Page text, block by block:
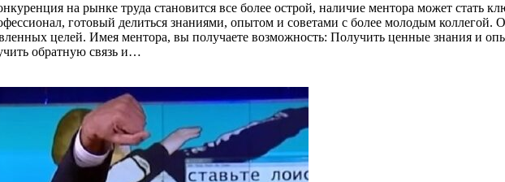
на рынке труда становится все более острой, наличие ментора может стать
готовый делиться знаниями, опытом и советами с более молодым коллегой.
целей. Имея ментора, вы получаете возможность: Получить ценные знания и
обратную связь и…